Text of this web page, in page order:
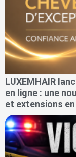
LUXEMHAIR
en ligne : une
et extensions